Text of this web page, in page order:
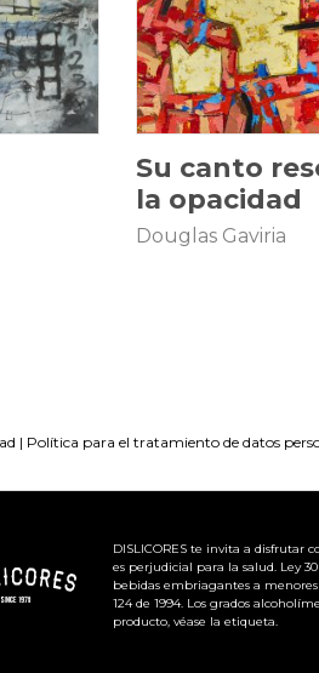
$
Su canto
la opacidad
Douglas Gaviria
| Política para el tratamiento de datos
DISLICORES te invita a disfrutar
es perjudicial para la salud. Ley
bebidas embriagantes a
124 de 1994. Los grados
producto, véase la etiqueta.